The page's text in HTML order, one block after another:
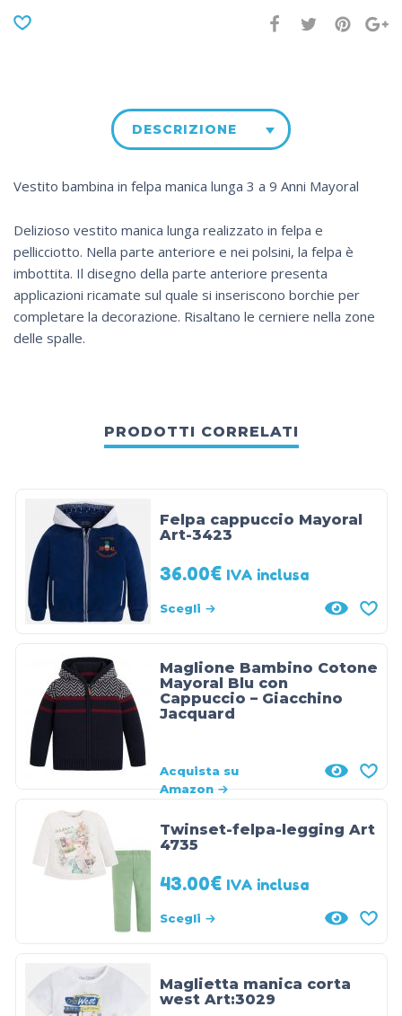
DESCRIZIONE
Vestito bambina in felpa manica lunga 3 a 9 Anni Mayoral
Delizioso vestito manica lunga realizzato in felpa e
pellicciotto. Nella parte anteriore e nei polsini, la felpa è
imbottita. Il disegno della parte anteriore presenta
applicazioni ricamate sul quale si inseriscono borchie per
completare la decorazione. Risaltano le cerniere nella zone
delle spalle.
PRODOTTI CORRELATI
Felpa cappuccio Mayoral
Art-3423
36.00€ IVA inclusa
Scegli
Maglione Bambino Cotone
Mayoral Blu con
Cappuccio – Giacchino
Jacquard
Acquista su
Amazon
Twinset-felpa-legging Art
4735
43.00€ IVA inclusa
Scegli
Maglietta manica corta
west Art:3029